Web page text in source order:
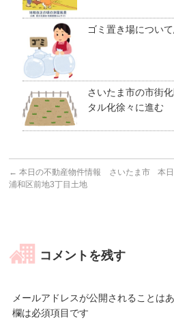
ゴミ置き場につい
さいたま市の市街
タル化徐々に進む
← 本日の不動産物件情報 さいたま市
浦和区前地3丁目土地
本
コメントを残す
メールアドレスが公開されることはあ
欄は必須項目です